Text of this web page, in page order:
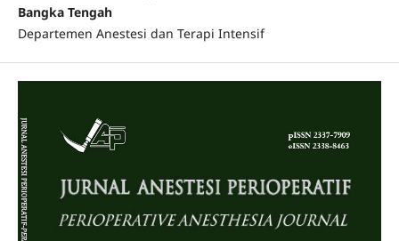
Bangka Tengah
Departemen Anestesi dan Terapi Intensif